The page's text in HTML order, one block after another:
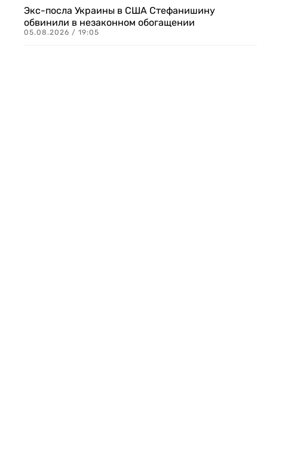
Экс-посла Украины в США Стефанишину
обвинили в незаконном обогащении
05.08.2026 / 19:05